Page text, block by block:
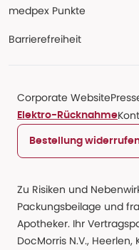
medpex Punkte
Barrierefreiheit
Corporate Website
Elektro-Rücknahme
Bestellung
Zu Risiken und
Packungsbeilage und
Apotheker. Ihr
DocMorris N.V., Heerlen,